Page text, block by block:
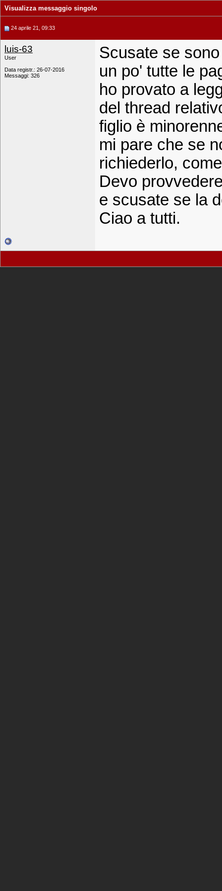
Visualizza messaggio singolo
24 aprile 21, 09:33
luis-63
User
Data registr.: 26-07-2016
Messaggi: 326
Scusate se
un po' tutte le
ho provato a
del thread
figlio è
mi pare che se
richiederlo,
Devo
e scusate se la
Ciao a tutti.